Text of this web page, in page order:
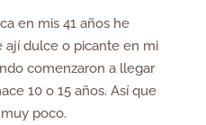
en mis 41 años he
ají dulce o picante en mi
comenzaron a llegar
10 o 15 años. Así que
poco.